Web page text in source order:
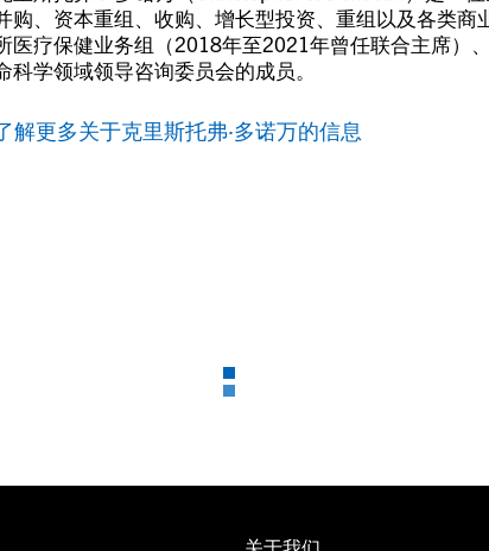
购、资本重组、收购、增长型投资、重组以及各类
医疗保健业务组（2018年至2021年曾任联合主席）
科学领域领导咨询委员会的成员。
解更多关于克里斯托弗·多诺万的信息